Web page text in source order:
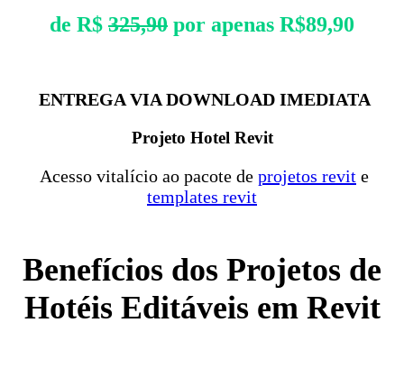
de R$ 325,90 por apenas R$89,90
ENTREGA VIA DOWNLOAD IMEDIATA
Projeto Hotel Revit
Acesso vitalício ao pacote de projetos revit e
templates revit
Benefícios dos Projetos de
Hotéis Editáveis em Revit